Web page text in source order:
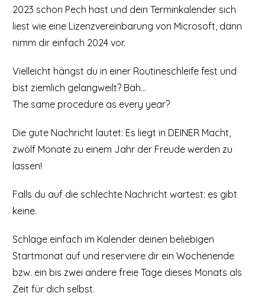
2023 schon Pech hast und dein Terminkalender sich
liest wie eine Lizenzvereinbarung von Microsoft, dann
nimm dir einfach 2024 vor.
Vielleicht hängst du in einer Routineschleife fest und
bist ziemlich gelangweilt? Bäh…
The same procedure as every year?
Die gute Nachricht lautet: Es liegt in DEINER Macht,
zwölf Monate zu einem Jahr der Freude werden zu
lassen!
Falls du auf die schlechte Nachricht wartest: es gibt
keine.
Schlage einfach im Kalender deinen beliebigen
Startmonat auf und reserviere dir ein Wochenende
bzw. ein bis zwei andere freie Tage dieses Monats als
Zeit für dich selbst.